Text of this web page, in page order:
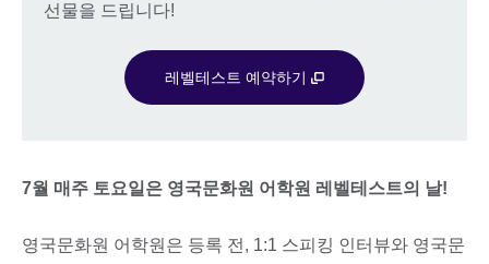
선물을 드립니다!
레벨테스트 예약하기
7월 매주 토요일은 영국문화원 어학원 레벨테스트의 날!
영국문화원 어학원은 등록 전, 1:1 스피킹 인터뷰와 영국문